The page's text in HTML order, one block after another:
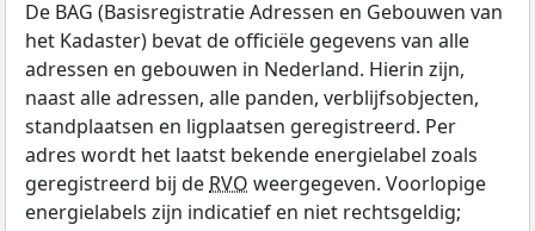
De BAG (Basisregistratie Adressen en Gebouwen van
het Kadaster) bevat de officiële gegevens van alle
adressen en gebouwen in Nederland. Hierin zijn,
naast alle adressen, alle panden, verblijfsobjecten,
standplaatsen en ligplaatsen geregistreerd. Per
adres wordt het laatst bekende energielabel zoals
geregistreerd bij de RVO weergegeven. Voorlopige
energielabels zijn indicatief en niet rechtsgeldig;